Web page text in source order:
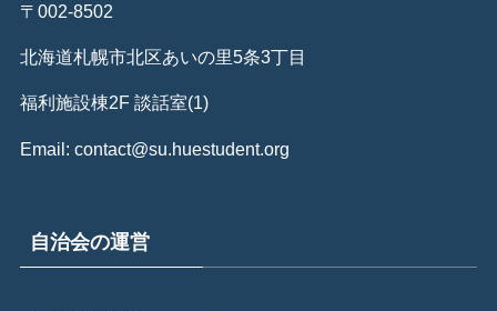
〒002-8502
北海道札幌市北区あいの里5条3丁目
福利施設棟2F 談話室(1)
Email: contact@su.huestudent.org
自治会の運営